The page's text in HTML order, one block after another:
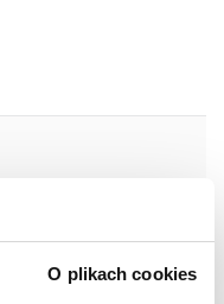
O plikach cookies
Tres
Selection